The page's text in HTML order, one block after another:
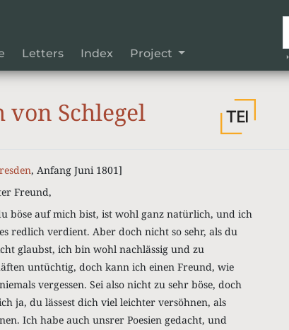
Letters Index Project
Schlegel
, Anfang Juni 1801]
Freund,
böse auf mich bist, ist wohl ganz natürlich, und ich
redlich verdient. Aber doch nicht so sehr, als du
glaubst, ich bin wohl nachlässig und zu
untüchtig, doch kann ich einen Freund, wie
vergessen. Sei also nicht zu sehr böse, doch
ja, du lässest dich viel leichter versöhnen, als
Ich habe auch unsrer Poesien gedacht, und